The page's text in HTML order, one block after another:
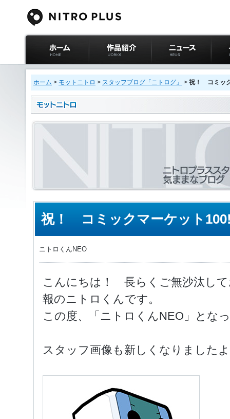
ニトロプラス公式
サイト ホーム
作品紹介 ニュース イベ
ホーム > モットニトロ > スタッフブログ「ニトログ」 > 祝！ コミッ
祝！ コミックマーケット
ニトロくんNEO
こんにちは！ 長らくご無沙汰し
報のニトロくんです。
この度、「ニトロくんNEO」とな
スタッフ画像も新しくなりました